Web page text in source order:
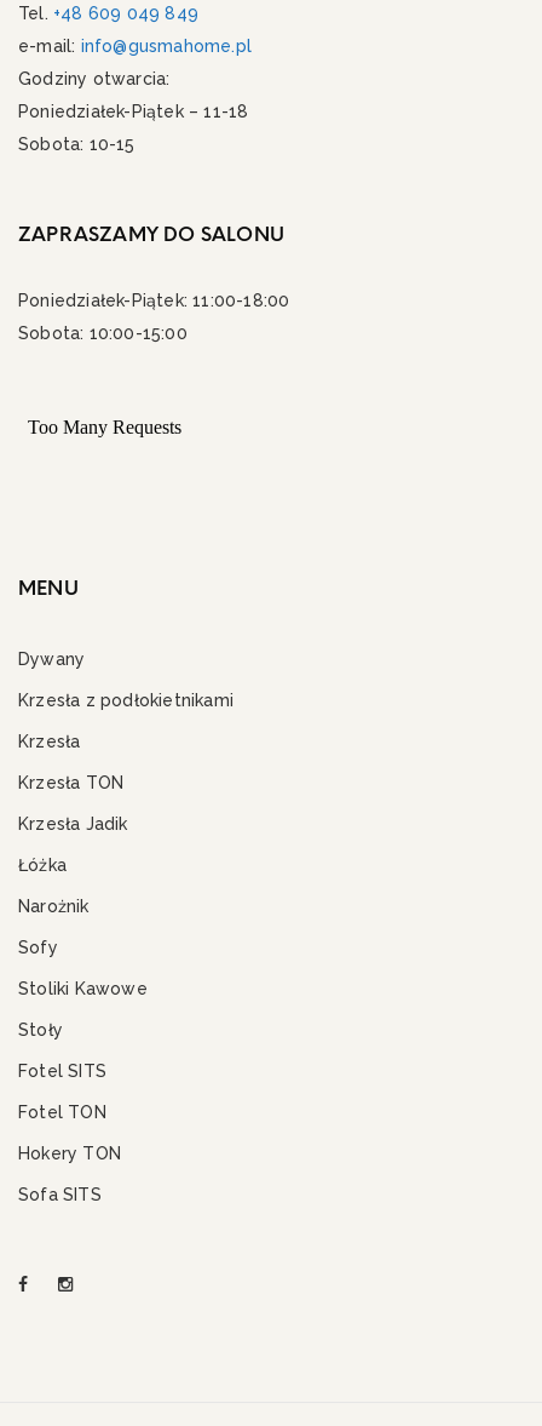
Tel. +48 609 049 849
e-mail: info@gusmahome.pl
Godziny otwarcia:
Poniedziałek-Piątek – 11-18
Sobota: 10-15
ZAPRASZAMY DO SALONU
Poniedziałek-Piątek: 11:00-18:00
Sobota: 10:00-15:00
MENU
Dywany
Krzesła z podłokietnikami
Krzesła
Krzesła TON
Krzesła Jadik
Łóżka
Narożnik
Sofy
Stoliki Kawowe
Stoły
Fotel SITS
Fotel TON
Hokery TON
Sofa SITS